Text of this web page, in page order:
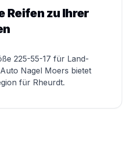
Reifen zu Ihrer
225-55-17 für Land-
Nagel Moers bietet
für Rheurdt.